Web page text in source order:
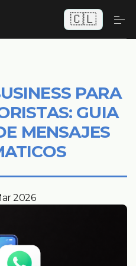
🇨🇱
PARA
GUIA
MENSAJES
2026